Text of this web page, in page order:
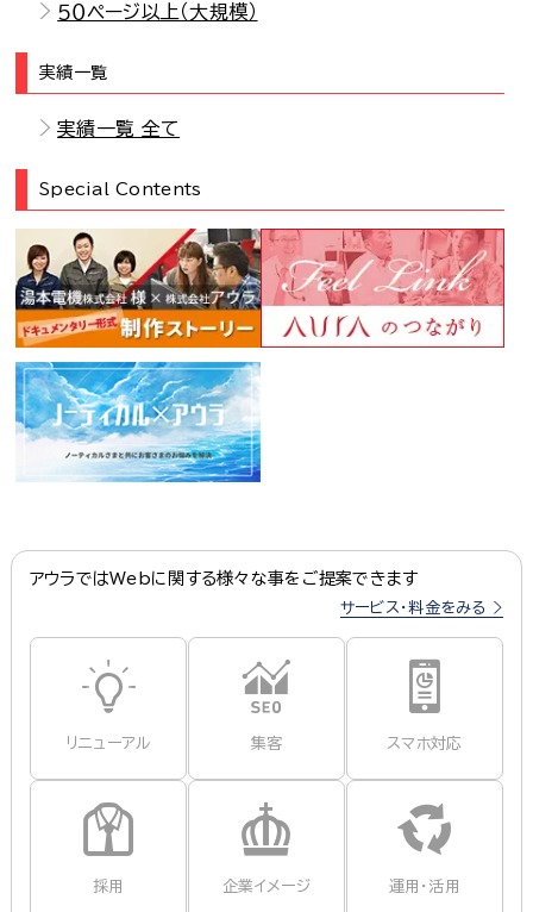
５０ページ以上（大規模）
実績一覧
実績一覧 全て
Special Contents
アウラではWebに関する様々な事をご提案できます
サービス・料金をみる
リニューアル 集客 スマホ対応
採用 企業イメージ 運用・活用